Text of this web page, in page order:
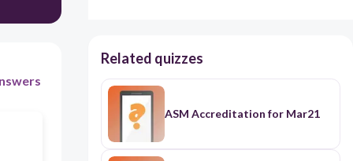
Related quizzes
ASM Accreditation for Mar21